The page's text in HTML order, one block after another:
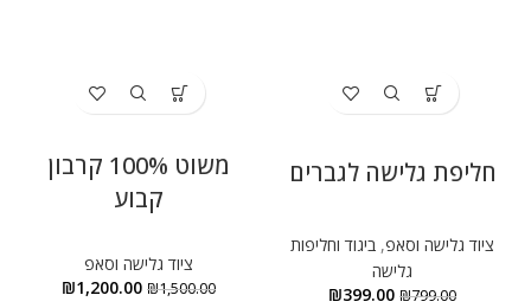
חליפת גלישה לגברים
ציוד גלישה וסאפ, ביגוד וחליפות
גלישה
₪799.00
₪399.00
משוט 100% קרבון
קבוע
ציוד גלישה וסאפ
₪1,500.00
₪1,200.00